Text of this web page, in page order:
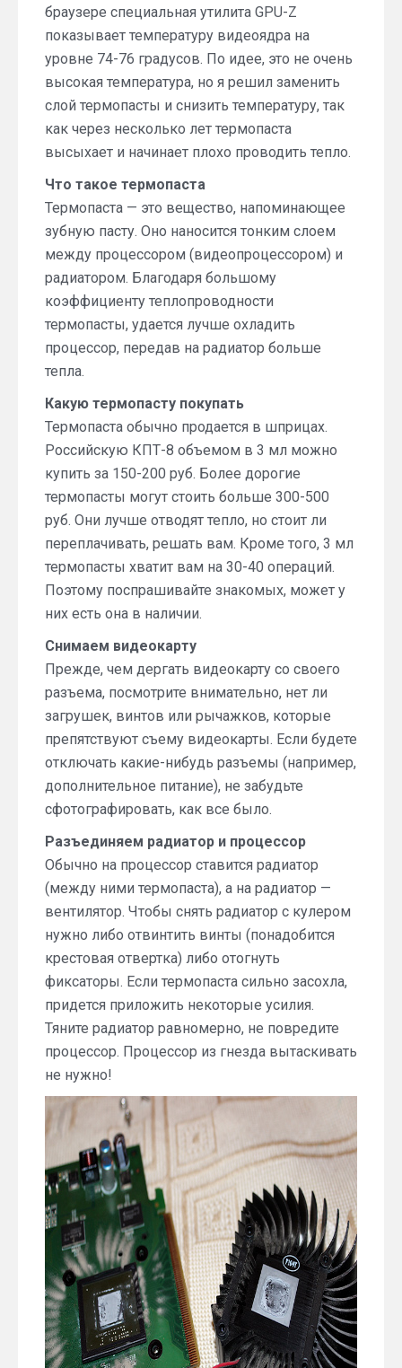
браузере специальная утилита GPU-Z
показывает температуру видеоядра на
уровне 74-76 градусов. По идее, это не очень
высокая температура, но я решил заменить
слой термопасты и снизить температуру, так
как через несколько лет термопаста
высыхает и начинает плохо проводить тепло.
Что такое термопаста
Термопаста — это вещество, напоминающее
зубную пасту. Оно наносится тонким слоем
между процессором (видеопроцессором) и
радиатором. Благодаря большому
коэффициенту теплопроводности
термопасты, удается лучше охладить
процессор, передав на радиатор больше
тепла.
Какую термопасту покупать
Термопаста обычно продается в шприцах.
Российскую КПТ-8 объемом в 3 мл можно
купить за 150-200 руб. Более дорогие
термопасты могут стоить больше 300-500
руб. Они лучше отводят тепло, но стоит ли
переплачивать, решать вам. Кроме того, 3 мл
термопасты хватит вам на 30-40 операций.
Поэтому поспрашивайте знакомых, может у
них есть она в наличии.
Снимаем видеокарту
Прежде, чем дергать видеокарту со своего
разъема, посмотрите внимательно, нет ли
загрушек, винтов или рычажков, которые
препятствуют съему видеокарты. Если будете
отключать какие-нибудь разъемы (например,
дополнительное питание), не забудьте
сфотографировать, как все было.
Разъединяем радиатор и процессор
Обычно на процессор ставится радиатор
(между ними термопаста), а на радиатор —
вентилятор. Чтобы снять радиатор с кулером
нужно либо отвинтить винты (понадобится
крестовая отвертка) либо отогнуть
фиксаторы. Если термопаста сильно засохла,
придется приложить некоторые усилия.
Тяните радиатор равномерно, не повредите
процессор. Процессор из гнезда вытаскивать
не нужно!